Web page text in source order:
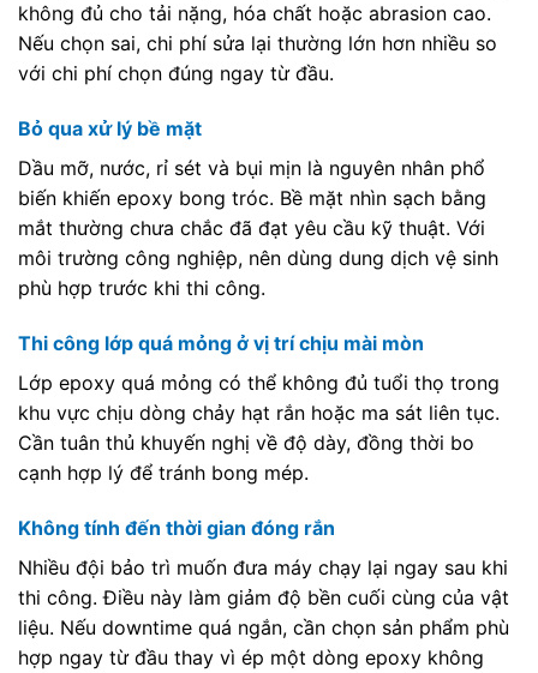
không đủ cho tải nặng, hóa chất hoặc abrasion cao.
Nếu chọn sai, chi phí sửa lại thường lớn hơn nhiều so
với chi phí chọn đúng ngay từ đầu.
Bỏ qua xử lý bề mặt
Dầu mỡ, nước, rỉ sét và bụi mịn là nguyên nhân phổ
biến khiến epoxy bong tróc. Bề mặt nhìn sạch bằng
mắt thường chưa chắc đã đạt yêu cầu kỹ thuật. Với
môi trường công nghiệp, nên dùng dung dịch vệ sinh
phù hợp trước khi thi công.
Thi công lớp quá mỏng ở vị trí chịu mài mòn
Lớp epoxy quá mỏng có thể không đủ tuổi thọ trong
khu vực chịu dòng chảy hạt rắn hoặc ma sát liên tục.
Cần tuân thủ khuyến nghị về độ dày, đồng thời bo
cạnh hợp lý để tránh bong mép.
Không tính đến thời gian đóng rắn
Nhiều đội bảo trì muốn đưa máy chạy lại ngay sau khi
thi công. Điều này làm giảm độ bền cuối cùng của vật
liệu. Nếu downtime quá ngắn, cần chọn sản phẩm phù
hợp ngay từ đầu thay vì ép một dòng epoxy không